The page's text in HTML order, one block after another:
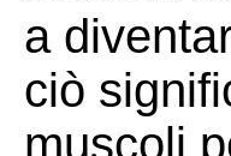
a
ciò
muscoli